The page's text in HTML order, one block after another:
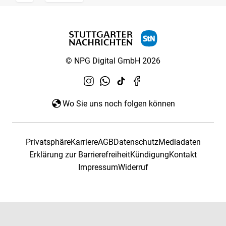
© NPG Digital GmbH 2026
Wo Sie uns noch folgen können
PrivatsphäreKarriereAGBDatenschutzMediadaten
Erklärung zur BarrierefreiheitKündigungKontakt
ImpressumWiderruf